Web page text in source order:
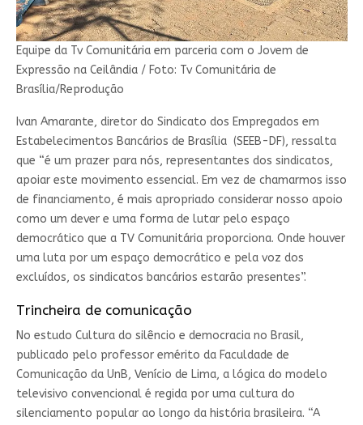
Equipe da Tv Comunitária em parceria com o Jovem de
Expressão na Ceilândia / Foto: Tv Comunitária de
Brasília/Reprodução
Ivan Amarante, diretor do Sindicato dos Empregados em
Estabelecimentos Bancários de Brasília (SEEB-DF), ressalta
que “é um prazer para nós, representantes dos sindicatos,
apoiar este movimento essencial. Em vez de chamarmos isso
de financiamento, é mais apropriado considerar nosso apoio
como um dever e uma forma de lutar pelo espaço
democrático que a TV Comunitária proporciona. Onde houver
uma luta por um espaço democrático e pela voz dos
excluídos, os sindicatos bancários estarão presentes”.
Trincheira de comunicação
No estudo Cultura do silêncio e democracia no Brasil,
publicado pelo professor emérito da Faculdade de
Comunicação da UnB, Venício de Lima, a lógica do modelo
televisivo convencional é regida por uma cultura do
silenciamento popular ao longo da história brasileira. “A